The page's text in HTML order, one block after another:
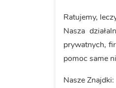
Ratujemy,
Nasza
prywatnych,
pomoc same
Nasze Znajdki: